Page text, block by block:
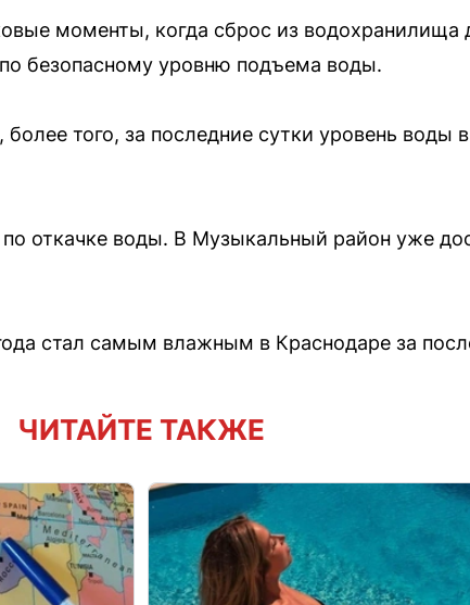
моменты, когда сброс из водохранилища
безопасному уровню подъема воды.
того, за последние сутки уровень воды
откачке воды. В Музыкальный район уже
стал самым влажным в Краснодаре за
ЧИТАЙТЕ ТАКЖЕ